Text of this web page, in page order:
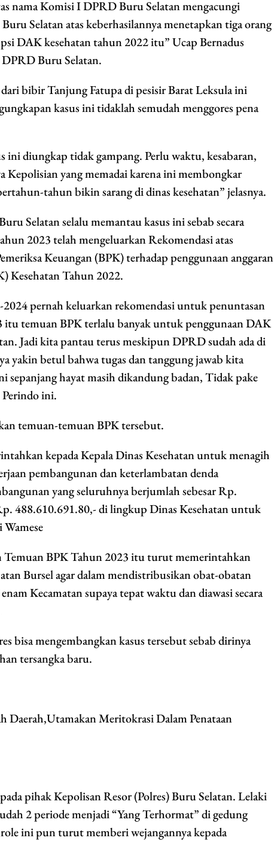
nama Komisi I DPRD Buru Selatan mengacungi
Selatan atas keberhasilannya menetapkan tiga orang
DAK kesehatan tahun 2022 itu” Ucap Bernadus
Buru Selatan.
bibir Tanjung Fatupa di pesisir Barat Leksula ini
kasus ini tidaklah semudah menggores pena
ini diungkap tidak gampang. Perlu waktu, kesabaran,
Kepolisian yang memadai karena ini membongkar
tahun bikin sarang di dinas kesehatan” jelasnya.
Selatan selalu memantau kasus ini sebab secara
2023 telah mengeluarkan Rekomendasi atas
Keuangan (BPK) terhadap penggunaan anggaran
Kesehatan Tahun 2022.
pernah keluarkan rekomendasi untuk penuntasan
itu temuan BPK terlalu banyak untuk penggunaan DAK
Jadi kita pantau terus meskipun DPRD sudah ada di
yakin betul bahwa tugas dan tanggung jawab kita
sepanjang hayat masih dikandung badan, Tidak pake
Perindo ini.
temuan-temuan BPK tersebut.
kepada Kepala Dinas Kesehatan untuk menagih
pembangunan dan keterlambatan denda
yang seluruhnya berjumlah sebesar Rp.
488.610.691.80,- di lingkup Dinas Kesehatan untuk
Temuan BPK Tahun 2023 itu turut memerintahkan
Bursel agar dalam mendistribusikan obat-obatan
Kecamatan supaya tepat waktu dan diawasi secara
bisa mengembangkan kasus tersebut sebab dirinya
tersangka baru.
Daerah,Utamakan Meritokrasi Dalam Penataan
pihak Kepolisan Resor (Polres) Buru Selatan. Lelaki
2 periode menjadi “Yang Terhormat” di gedung
ini pun turut memberi wejangannya kepada